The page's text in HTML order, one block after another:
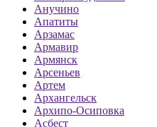
Анучино
Апатиты
Арзамас
Армавир
Армянск
Арсеньев
Артем
Архангельск
Архипо-Осиповка
Асбест